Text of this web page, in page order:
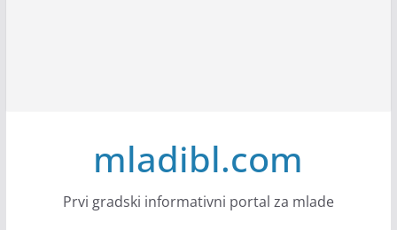
mladibl.com
Prvi gradski informativni portal za mlade